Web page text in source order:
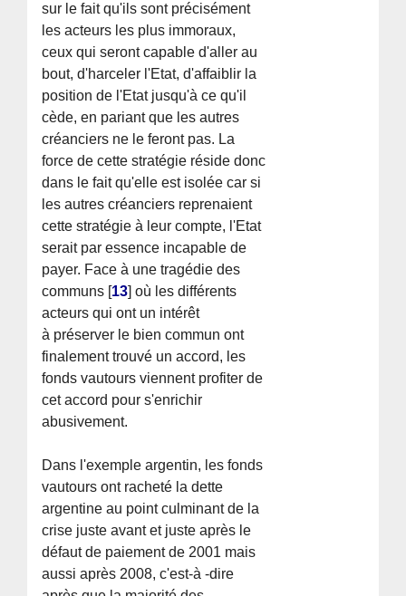
sur le fait qu'ils sont précisément
les acteurs les plus immoraux,
ceux qui seront capable d'aller au
bout, d'harceler l'Etat, d'affaiblir la
position de l'Etat jusqu'à ce qu'il
cède, en pariant que les autres
créanciers ne le feront pas. La
force de cette stratégie réside donc
dans le fait qu'elle est isolée car si
les autres créanciers reprenaient
cette stratégie à leur compte, l'Etat
serait par essence incapable de
payer. Face à une tragédie des
communs [13] où les différents
acteurs qui ont un intérêt
à préserver le bien commun ont
finalement trouvé un accord, les
fonds vautours viennent profiter de
cet accord pour s'enrichir
abusivement.
Dans l'exemple argentin, les fonds
vautours ont racheté la dette
argentine au point culminant de la
crise juste avant et juste après le
défaut de paiement de 2001 mais
aussi après 2008, c'est-à -dire